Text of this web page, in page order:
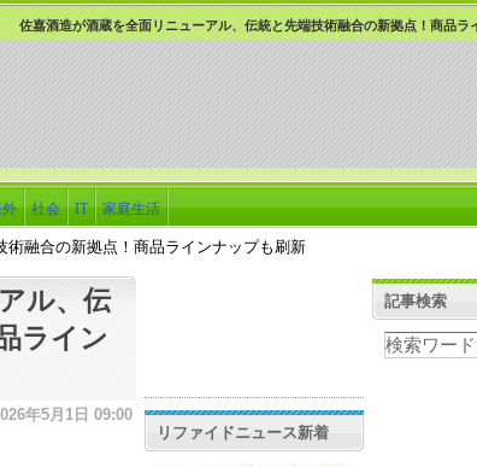
佐嘉酒造が酒蔵を全面リニューアル、伝統と先端技術融合の新拠点！商品ラ
社会 IT 家庭生活
融合の新拠点！商品ラインナップも刷新
ル、伝
ライン
年5月1日 09:00
リファイドニュース新着
記事検索